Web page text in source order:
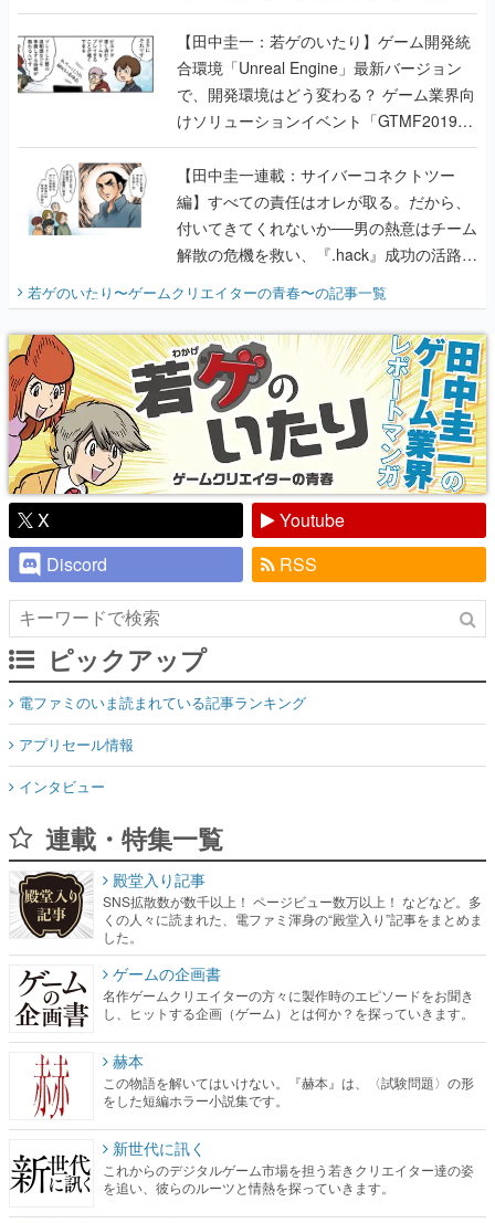
のいたり】
【田中圭一：若ゲのいたり】ゲーム開発統
合環境「Unreal Engine」最新バージョン
で、開発環境はどう変わる？ ゲーム業界向
けソリューションイベント「GTMF2019」
に行って、より理解を深めよう【PR】
【田中圭一連載：サイバーコネクトツー
編】すべての責任はオレが取る。だから、
付いてきてくれないか──男の熱意はチーム
解散の危機を救い、『.hack』成功の活路を
開く。業界の快男児・松山 洋に流れる血は
『少年ジャンプ』色だった【若ゲのいた
り】
若ゲのいたり〜ゲームクリエイターの青春〜の記事一覧
X
Youtube
Discord
RSS
ピックアップ
電ファミのいま読まれている記事ランキング
アプリセール情報
インタビュー
連載・特集一覧
殿堂入り記事
SNS拡散数が数千以上！ ページビュー数万以上！ などなど。多
くの人々に読まれた、電ファミ渾身の“殿堂入り”記事をまとめま
した。
ゲームの企画書
名作ゲームクリエイターの方々に製作時のエピソードをお聞き
し、ヒットする企画（ゲーム）とは何か？を探っていきます。
赫本
この物語を解いてはいけない。『赫本』は、〈試験問題〉の形
をした短編ホラー小説集です。
新世代に訊く
これからのデジタルゲーム市場を担う若きクリエイター達の姿
を追い、彼らのルーツと情熱を探っていきます。